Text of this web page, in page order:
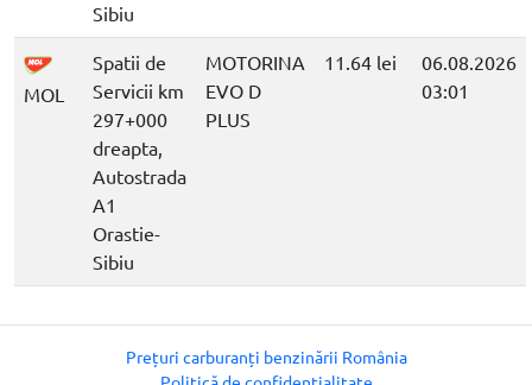
Sibiu
MOL
Spatii de
Servicii km
297+000
dreapta,
Autostrada
A1
Orastie-
Sibiu
MOTORINA
EVO D
PLUS
11.64 lei
06.08.2026
03:01
Prețuri carburanți benzinării România